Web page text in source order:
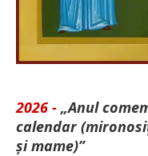
2026 - „Anul
calendar
și mame)”